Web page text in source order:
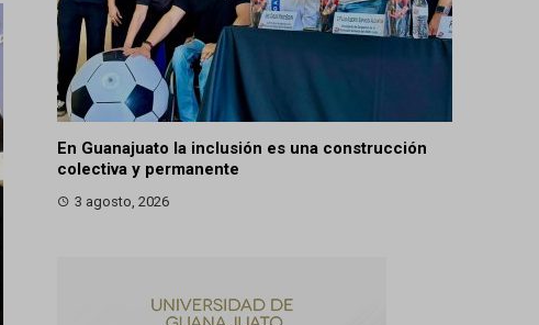
En Guanajuato la inclusión es una construcción
colectiva y permanente
3 agosto, 2026